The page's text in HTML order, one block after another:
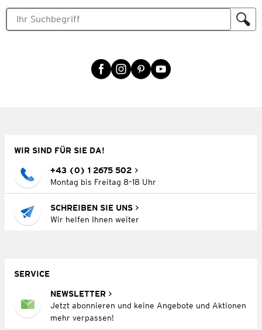
WIR SIND FÜR SIE DA!
+43 (0) 1 2675 502
Montag bis Freitag 8–18 Uhr
SCHREIBEN SIE UNS
Wir helfen Ihnen weiter
SERVICE
NEWSLETTER
Jetzt abonnieren und keine Angebote und Aktionen
mehr verpassen!